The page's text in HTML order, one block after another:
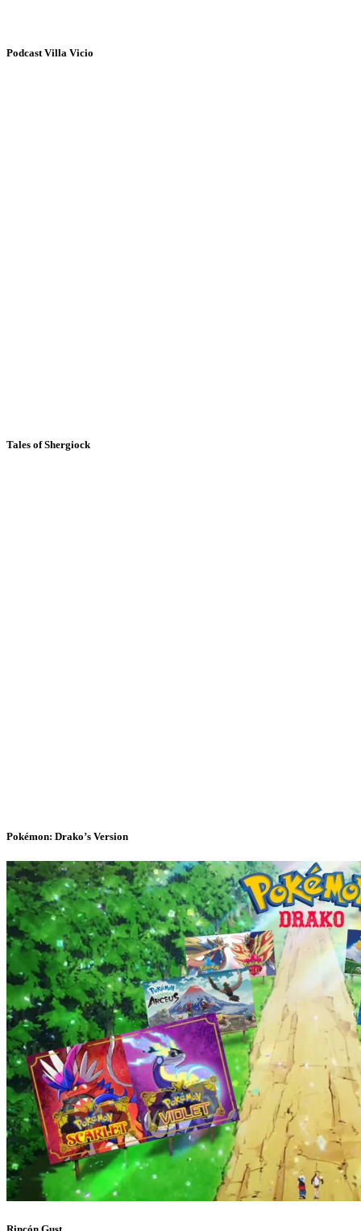
Podcast Villa Vicio
Tales of Shergiock
Pokémon: Drako’s Version